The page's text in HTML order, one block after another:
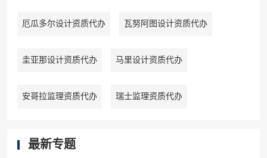
厄瓜多尔设计资质代办 瓦努阿图设计资质代办
圭亚那设计资质代办 马里设计资质代办
安哥拉监理资质代办 瑞士监理资质代办
最新专题